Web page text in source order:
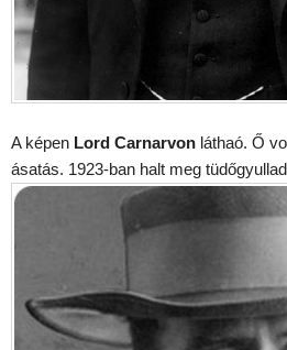
A képen Lord Carnarvon láthaó. Ő
ásatás. 1923-ban halt meg